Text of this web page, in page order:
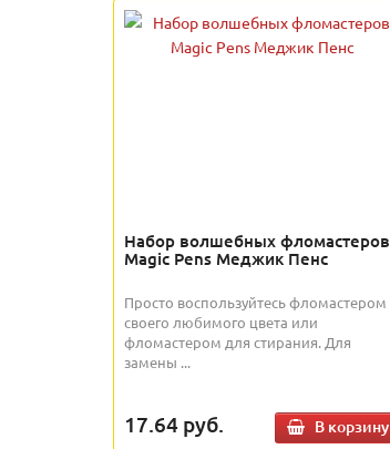
Набор волшебных фломастеров
Magic Pens Меджик Пенс
Просто воспользуйтесь фломастером
своего любимого цвета или
фломастером для стирания. Для
замены ...
17.64 руб. В корзину